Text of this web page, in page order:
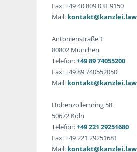
Fax: +49 40 809 031 9150
Mail: kontakt@kanzlei.law
Antonienstraße 1
80802 München
Telefon:+49 89 74055200
Fax: +49 89 740552050
Mail: kontakt@kanzlei.law
Hohenzollernring 58
50672 Köln
Telefon:+49 221 29251680
Fax: +49 221 29251681
Mail: kontakt@kanzlei.law